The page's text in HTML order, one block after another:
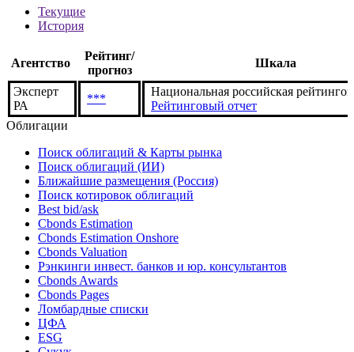
Текущие
История
Агентство
Рейтинг/
прогноз
Шкала
Эксперт
РА
***
Национальная российская
Рейтинговый отчет
Облигации
Поиск облигаций & Карты рынка
Поиск облигаций (ИИ)
Ближайшие размещения (Россия)
Поиск котировок облигаций
Best bid/ask
Cbonds Estimation
Cbonds Estimation Onshore
Cbonds Valuation
Рэнкинги инвест. банков и юр. консультантов
Cbonds Awards
Cbonds Pages
Ломбардные списки
ЦФА
ESG